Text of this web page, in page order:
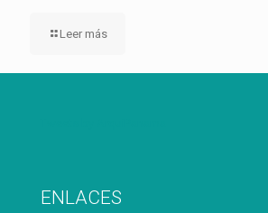
Leer más
ENLACES